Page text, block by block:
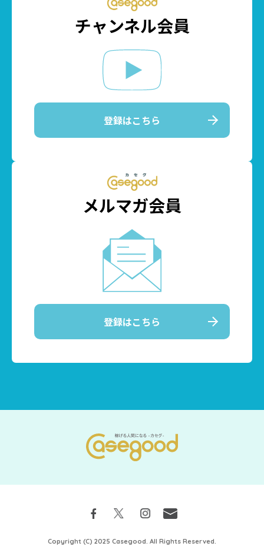
チャンネル会員
登録はこちら
メルマガ会員
登録はこちら
Copyright (C) 2025 Casegood. All Rights Reserved.